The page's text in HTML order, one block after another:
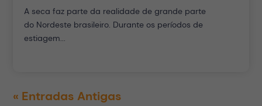
A seca faz parte da realidade de grande parte
do Nordeste brasileiro. Durante os períodos de
estiagem...
« Entradas Antigas